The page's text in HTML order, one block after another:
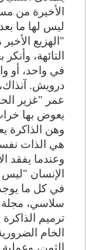
الأخيرة من
ليس لها ما
"الهزيع
التائهة،
في واحد، أو
درويش.
عمر "غزير
يعوض بها
وهن الذاكرة
هي الذات
وعندما يفقد
الإنسان "ليس
في كل ما
سلاسي، مجلة
ترميم
الخام
الثمن،